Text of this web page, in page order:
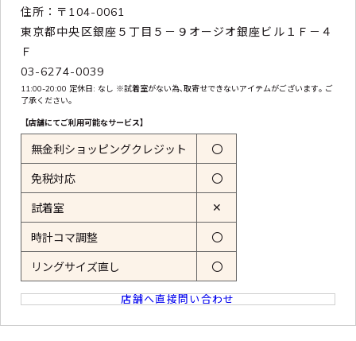
住所：〒104-0061
東京都中央区銀座５丁目５－９オージオ銀座ビル１Ｆ－４
Ｆ
03-6274-0039
11:00-20:00 定休日: なし ※試着室がない為､取寄せできないアイテムがございます｡ ご
了承ください｡
【店舗にてご利用可能なサービス】
無金利ショッピングクレジット 〇
免税対応 〇
試着室 ✕
時計コマ調整 〇
リングサイズ直し 〇
店舗へ直接問い合わせ